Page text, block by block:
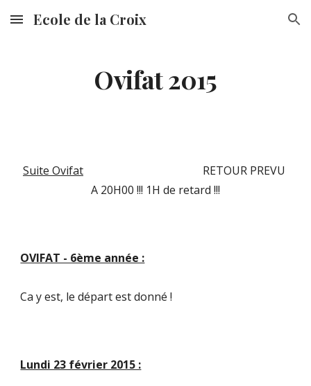
Skip to main content Skip to navigation
Ecole de la Croix
Ovifat 2015
Suite Ovifat
                                           RETOUR PREVU
A 20H00 !!! 1H de retard !!!
OVIFAT - 6ème année :
Ca y est, le départ est donné !
Lundi 23 février 2015 :